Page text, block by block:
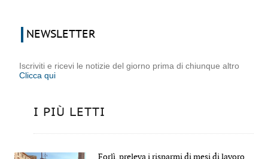
NEWSLETTER
Iscriviti e ricevi le notizie del giorno prima di chiunque altro
Clicca qui
I PIÙ LETTI
Forlì, preleva i risparmi di mesi di lavoro